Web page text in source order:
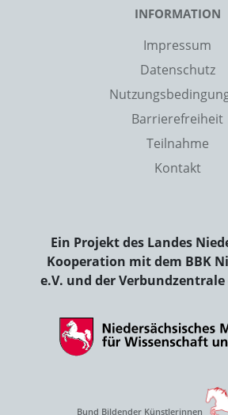
INFORMATION
Impressum
Datenschutz
Barrierefreiheit
Teilnahme
Kontakt
Ein Projekt des Landes
Kooperation mit dem BBK
e.V. und der Verbundzentrale
Bund Bildender Künstlerinnen